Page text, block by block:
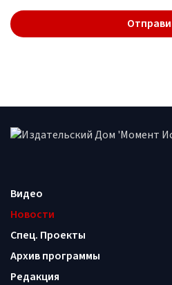
Видео
Новости
Спец. Проекты
Архив программы
Редакция